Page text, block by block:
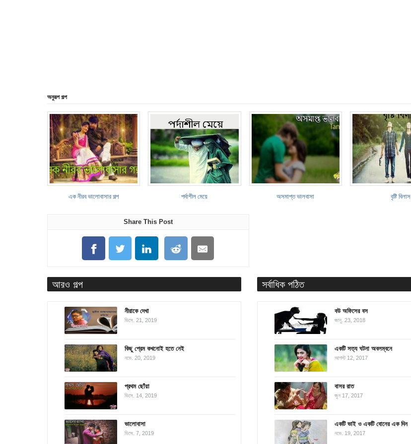
অনুরূপ গল্প
এক নীরব ভালোবাসার গল্প পর্দাশীল মেয়ে অসমাপ্ত ভালবাসা বৃষ্টি বিলাস
Share This Post
আরও গল্প
নীরাকে দেখা
ডিসে. 21, 2019
কিছু প্রেম কখনোই হতে নেই
নভে. 20, 2019
প্রথম ছোঁয়া
ডিসে. 14, 2019
ভালোবাসা
ডিসে. 7, 2019
সর্বাধিক পঠিত
বউ অফিসের বস
জানু. 23, 2018
একটি সত্য ঘটনা অবলম্বনে
আগস্ট 12, 2017
বাসর রাত
জুন 17, 2017
একটি ভাই ও একটি বোনের এক দিন
নভে. 19, 2017